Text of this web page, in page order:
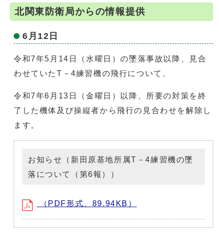
北関東防衛局からの情報提供
6月12日
令和7年5月14日（水曜日）の墜落事故以降、見合
わせていたT－4練習機の飛行について、
令和7年6月13日（金曜日）以降、所要の対策を終
了した機体及び操縦者から飛行の見合わせを解除し
ます。
お知らせ（新田原基地所属T－4練習機の墜
落について（第6報））
（PDF形式、89.94KB）